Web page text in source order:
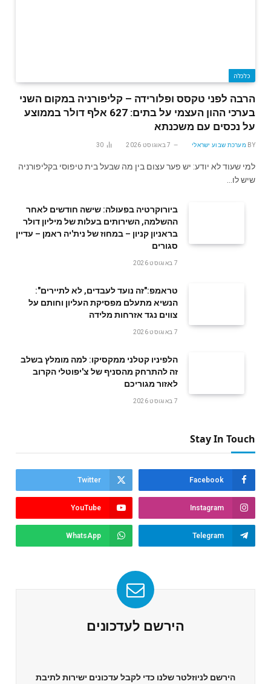
כלכלה
הרבה לפני טקסס ופלורידה – קליפורניה במקום השני
בערכי ההון העצמי על בתים: 627 אלף דולר בממוצע
על נכסים עם משכנתא
BY מערכת שבוע ישראלי 7 באוגוסט 2026 30
למי שעוד לא יודע: יש פער עצום בין מה שבעל בית טיפוסי בקליפורניה
שיש לו…
ביורוקרטיה בפעולה: שישה חודשים לאחר
ההשלמה, השירותים בעלות של מיליון דולר
בראניון קניון – במחוז של נית'יה ראמן – עדיין
סגורים
7 באוגוסט 2026
טראמפ:"זה נועד לעבדים, לא לתיירים":
הנשיא מתעלם מפסיקת העליון וחותם על
צווים נגד אזרחות מלידה
7 באוגוסט 2026
הלפיניו קטלני ממקסיקו: למה מומלץ בשלב
זה להתרחק מהסניף של צ'יפוטלי הקרוב
לאזור מגוריכם
7 באוגוסט 2026
Stay In Touch
Facebook
Twitter
Instagram
YouTube
Telegram
WhatsApp
הירשם לעדכונים
הירשם לניוזלטר שלנו כדי לקבל עדכונים ישירות לתיבת